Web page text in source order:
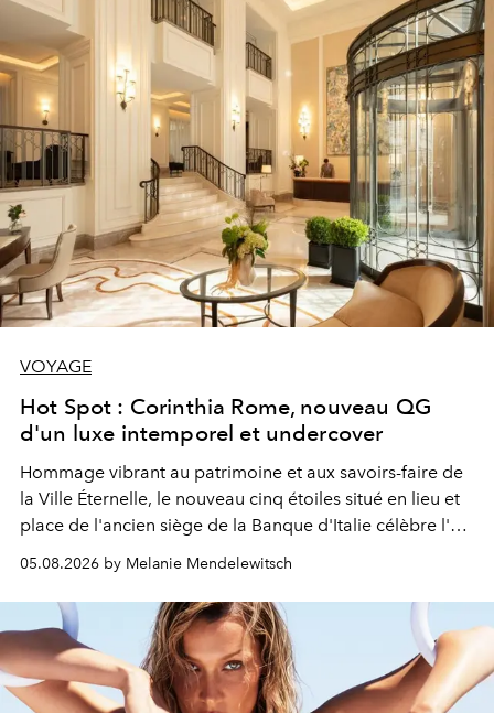
VOYAGE
Hot Spot : Corinthia Rome, nouveau QG
d'un luxe intemporel et undercover
Hommage vibrant au patrimoine et aux savoirs-faire de
la Ville Éternelle, le nouveau cinq étoiles situé en lieu et
place de l'ancien siège de la Banque d'Italie célèbre l'art
de vivre Romain dans toute son élégance intemporelle.
05.08.2026 by Melanie Mendelewitsch